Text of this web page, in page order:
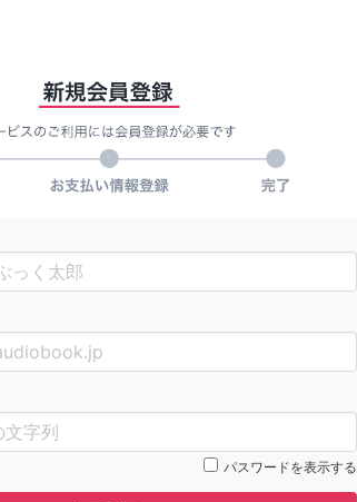
パスワードを表示する